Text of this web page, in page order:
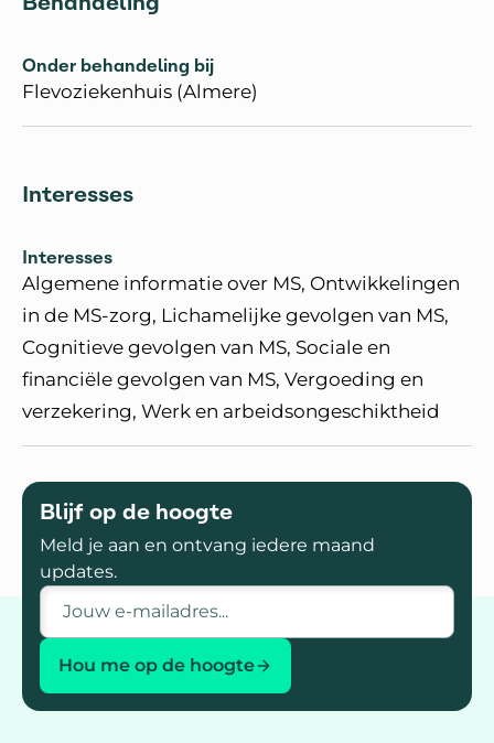
Onder behandeling bij
Flevoziekenhuis (Almere)
Interesses
Interesses
Algemene informatie over MS, Ontwikkelingen
in de MS-zorg, Lichamelijke gevolgen van MS,
Cognitieve gevolgen van MS, Sociale en
financiële gevolgen van MS, Vergoeding en
verzekering, Werk en arbeidsongeschiktheid
Blijf op de hoogte
Meld je aan en ontvang iedere maand
updates.
E-mailadres
Hou me op de hoogte